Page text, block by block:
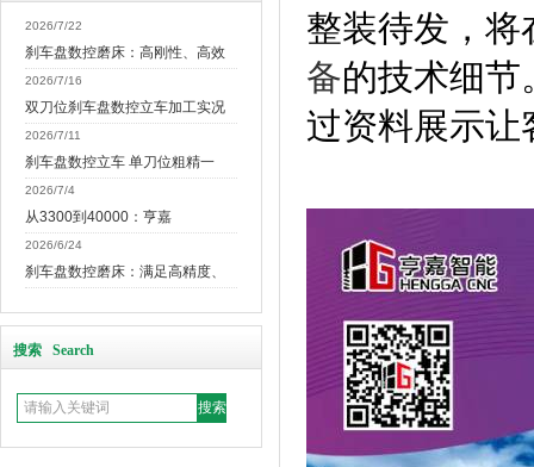
2026/7/22
刹车盘数控磨床：高刚性、高效
2026/7/16
双刀位刹车盘数控立车加工实况
2026/7/11
刹车盘数控立车 单刀位粗精一
2026/7/4
从3300到40000：亨嘉
2026/6/24
刹车盘数控磨床：满足高精度、
搜索 Search
整装待发，将
备的技术细节
过资料展示让